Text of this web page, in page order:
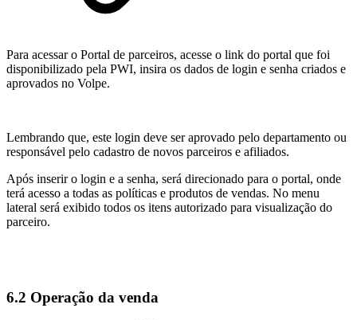
Para acessar o Portal de parceiros, acesse o link do portal que foi
disponibilizado pela PWI, insira os dados de login e senha criados e
aprovados no Volpe.
Lembrando que, este login deve ser aprovado pelo departamento ou
responsável pelo cadastro de novos parceiros e afiliados.
Após inserir o login e a senha, será direcionado para o portal, onde
terá acesso a todas as políticas e produtos de vendas. No menu
lateral será exibido todos os itens autorizado para visualização do
parceiro.
6.2 Operação da venda